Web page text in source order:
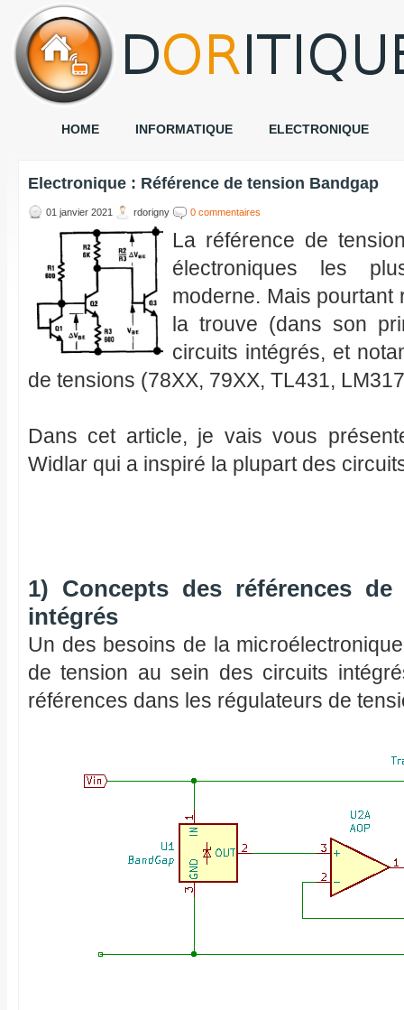
HOME INFORMATIQUE ELECTRONIQUE
Electronique : Référence de tension Bandgap
01 janvier 2021 rdorigny 0 commentaires
La référence de
électroniques les
moderne. Mais
la trouve (dans son
circuits intégrés, et
de tensions (78XX, 79XX, TL431,
Dans cet article, je vais vous
Widlar qui a inspiré la plupart des
1) Concepts des références
intégrés
Un des besoins de la
de tension au sein des circuits
références dans les régulateurs de